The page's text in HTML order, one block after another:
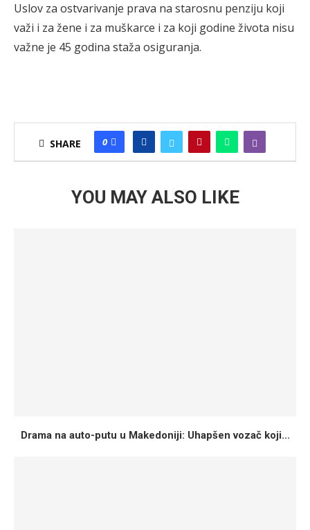
Uslov za ostvarivanje prava na starosnu penziju koji
važi i za žene i za muškarce i za koji godine života nisu
važne je 45 godina staža osiguranja.
SHARE 0
YOU MAY ALSO LIKE
Drama na auto-putu u Makedoniji: Uhapšen vozač koji...